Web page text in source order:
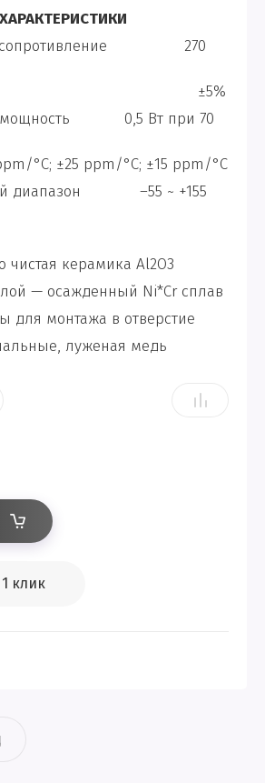
сопротивление 270
±5%
мощность 0,5 Вт при 70
±25 ppm/°C; ±15 ppm/°C
диапазон –55 ~ +155
чистая керамика Al2O3
— осажденный Ni*Cr сплав
для монтажа в отверстие
луженая медь
клик